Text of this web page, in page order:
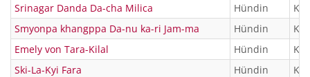
Srinagar Danda Da-cha Milica
Hündin
Smyonpa khangppa Da-nu ka-ri Jam-ma
Hündin
Emely von Tara-Kilal
Hündin
Ski-La-Kyi Fara
Hündin